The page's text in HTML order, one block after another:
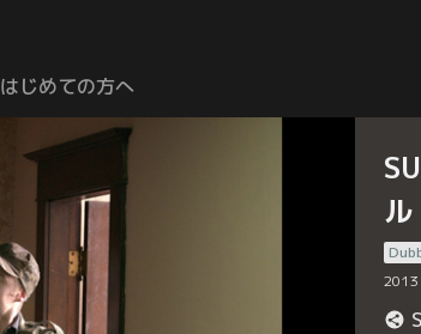
はじめての方へ
2013